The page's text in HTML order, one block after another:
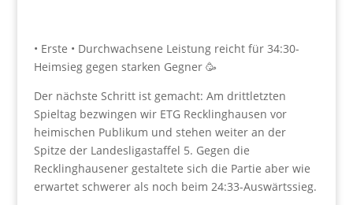
• Erste • Durchwachsene Leistung reicht für 34:30-
Heimsieg gegen starken Gegner 🥳
Der nächste Schritt ist gemacht: Am drittletzten
Spieltag bezwingen wir ETG Recklinghausen vor
heimischen Publikum und stehen weiter an der
Spitze der Landesligastaffel 5. Gegen die
Recklinghausener gestaltete sich die Partie aber wie
erwartet schwerer als noch beim 24:33-Auswärtssieg.